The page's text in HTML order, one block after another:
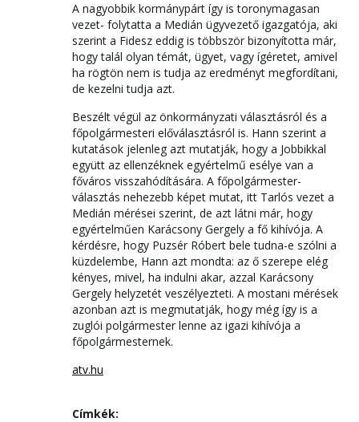
A nagyobbik kormánypárt így is toronymagasan
vezet- folytatta a Medián ügyvezető igazgatója, aki
szerint a Fidesz eddig is többször bizonyította már,
hogy talál olyan témát, ügyet, vagy ígéretet, amivel
ha rögtön nem is tudja az eredményt megfordítani,
de kezelni tudja azt.
Beszélt végül az önkormányzati választásról és a
főpolgármesteri előválasztásról is. Hann szerint a
kutatások jelenleg azt mutatják, hogy a Jobbikkal
együtt az ellenzéknek egyértelmű esélye van a
főváros visszahódítására. A főpolgármester-
választás nehezebb képet mutat, itt Tarlós vezet a
Medián mérései szerint, de azt látni már, hogy
egyértelműen Karácsony Gergely a fő kihívója. A
kérdésre, hogy Puzsér Róbert bele tudna-e szólni a
küzdelembe, Hann azt mondta: az ő szerepe elég
kényes, mivel, ha indulni akar, azzal Karácsony
Gergely helyzetét veszélyezteti. A mostani mérések
azonban azt is megmutatják, hogy még így is a
zuglói polgármester lenne az igazi kihívója a
főpolgármesternek.
atv.hu
Címkék: